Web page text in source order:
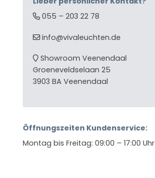
055 – 203 22 78
info@vivaleuchten.de
Showroom Veenendaal
Groeneveldselaan 25
3903 BA Veenendaal
Öffnungszeiten Kundenservice:
Montag bis Freitag: 09:00 – 17:00 Uhr